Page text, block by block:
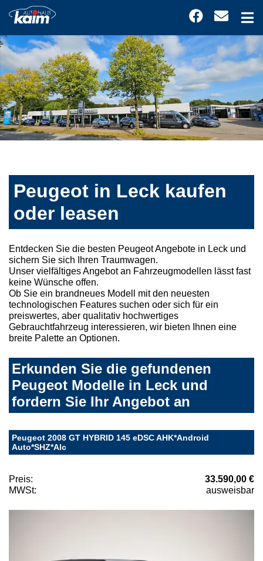
Peugeot in Leck kaufen
oder leasen
Entdecken Sie die besten Peugeot Angebote in Leck und
sichern Sie sich Ihren Traumwagen.
Unser vielfältiges Angebot an Fahrzeugmodellen lässt fast
keine Wünsche offen.
Ob Sie ein brandneues Modell mit den neuesten
technologischen Features suchen oder sich für ein
preiswertes, aber qualitativ hochwertiges
Gebrauchtfahrzeug interessieren, wir bieten Ihnen eine
breite Palette an Optionen.
Erkunden Sie die gefundenen
Peugeot Modelle in Leck und
fordern Sie Ihr Angebot an
Peugeot 2008 GT HYBRID 145 eDSC AHK*Android
Auto*SHZ*Alc
Preis:
33.590,00 €
MWSt:
ausweisbar